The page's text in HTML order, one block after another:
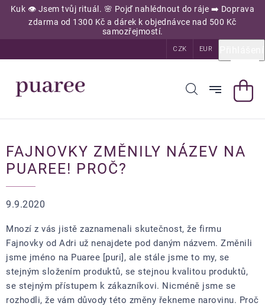
PřejítKuk 👁️ Jsem tvůj rituál. 🌸 Pojď nahlédnout do ráje ➡️ Doprava
zdarma od 1300 Kč a dárek k objednávce nad 500 Kč
samozřejmostí.
CZK EUR
FAJNOVKY ZMĚNILY NÁZEV NA
PUAREE! PROČ?
9.9.2020
Mnozí z vás jistě zaznamenali skutečnost, že firmu
Fajnovky od Adri už nenajdete pod daným názvem. Změnili
jsme jméno na Puaree [puri], ale stále jsme to my, se
stejným složením produktů, se stejnou kvalitou produktů,
se stejným přístupem k zákazníkovi. Nicméně jsme se
rozhodli, že vám důvody této změny řekneme narovinu. Proč